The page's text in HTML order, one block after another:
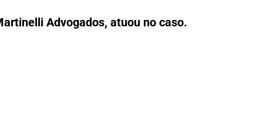
Advogados, atuou no caso.